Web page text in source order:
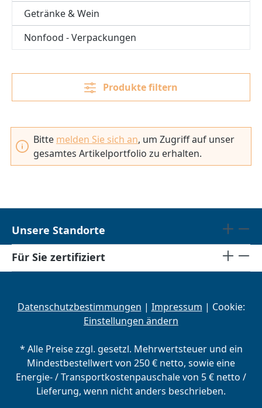
Getränke & Wein
Nonfood - Verpackungen
Produkte filtern
Bitte melden Sie sich an, um Zugriff auf unser
gesamtes Artikelportfolio zu erhalten.
Unsere Standorte
Für Sie zertifiziert
Datenschutzbestimmungen | Impressum | Cookie:
Einstellungen ändern
* Alle Preise zzgl. gesetzl. Mehrwertsteuer und ein
Mindestbestellwert von 250 € netto, sowie eine
Energie- / Transportkostenpauschale von 5 € netto /
Lieferung, wenn nicht anders beschrieben.